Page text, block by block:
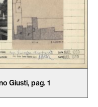
Giusti, pag. 1